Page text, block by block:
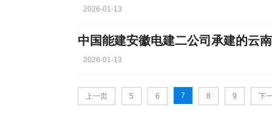
2026-01-13
2026-01-13
上一页 5 6 7 8 9 下